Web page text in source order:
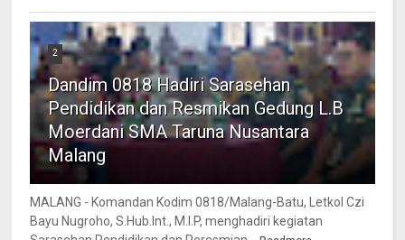
2
Dandim 0818 Hadiri Sarasehan
Pendidikan dan Resmikan Gedung L.B
Moerdani SMA Taruna Nusantara
Malang
MALANG - Komandan Kodim 0818/Malang-Batu, Letkol Czi
Bayu Nugroho, S.Hub.Int., M.I.P, menghadiri kegiatan